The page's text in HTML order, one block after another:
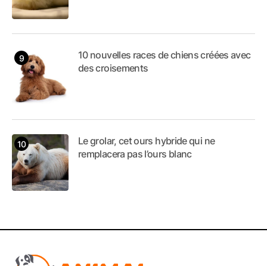
10 nouvelles races de chiens créées avec
des croisements
Le grolar, cet ours hybride qui ne
remplacera pas l’ours blanc